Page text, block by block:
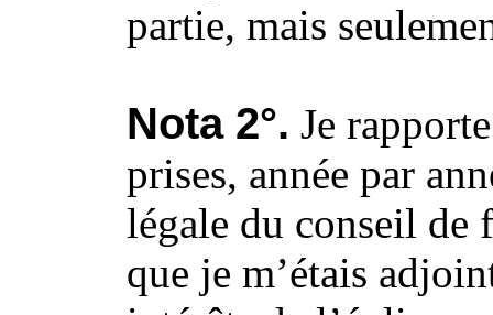
partie, mais
Nota 2°. Je
prises, année par
légale du conseil de
que je m’étais